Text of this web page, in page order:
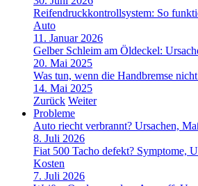
Reifendruckkontrollsystem: So
Auto
11. Januar 2026
Gelber Schleim am Öldeckel:
20. Mai 2025
Was tun, wenn die Handbremse
14. Mai 2025
Zurück Weiter
Probleme
Auto riecht verbrannt? Ursachen,
8. Juli 2026
Fiat 500 Tacho defekt? Symptome,
Kosten
7. Juli 2026